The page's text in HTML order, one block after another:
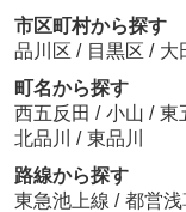
市区町村から探す
品川区 / 目黒区 / 大
町名から探す
西五反田 / 小山 / 東
北品川 / 東品川
路線から探す
東急池上線 / 都営浅